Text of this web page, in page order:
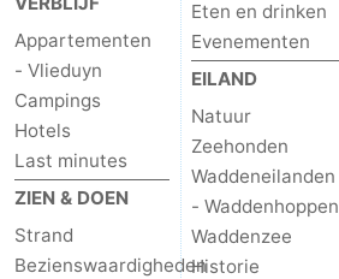
Zien
&
doen
Bezienswaardigheden
-
Musea
-
Monumenten
Appartementen
- Vlieduyn
Campings
Hotels
Last minutes
ZIEN & DOEN
Strand
Bezienswaardigheden
Eten en drinken
Evenementen
EILAND
Natuur
Zeehonden
Waddeneilanden
- Waddenhoppen
Waddenzee
Historie